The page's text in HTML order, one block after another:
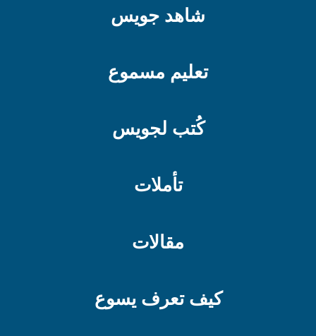
شاهد جويس
تعليم مسموع
كُتب لجويس
تأملات
مقالات
كيف تعرف يسوع